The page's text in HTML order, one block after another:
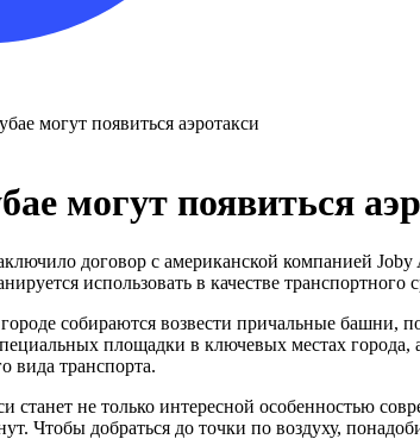
могут появиться аэротакси
могут появиться
договор с американской компанией
использовать в качестве транспортного
собираются возвести причальные башни,
площадки в ключевых местах
вида транспорта.
станет не только интересной особенностью
Чтобы добраться до точки по воздуху,